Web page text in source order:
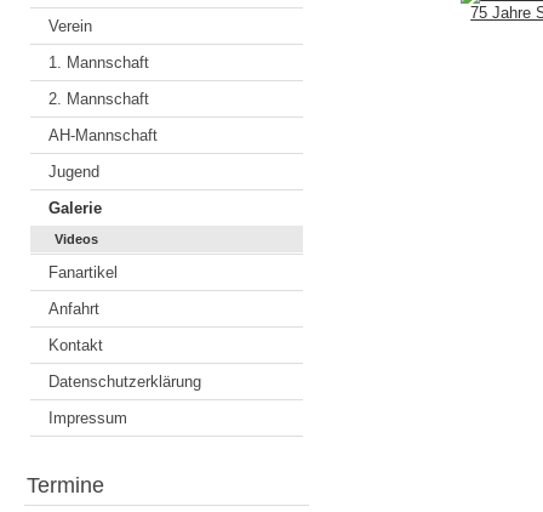
Verein
1. Mannschaft
2. Mannschaft
AH-Mannschaft
Jugend
Galerie
Videos
Fanartikel
Anfahrt
Kontakt
Datenschutzerklärung
Impressum
Termine
75 Jahre